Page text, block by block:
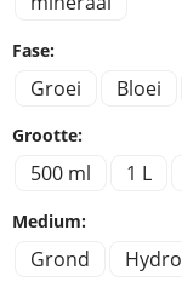
Fase:
Groei Bloei
Grootte:
500 ml 1 L
Medium:
Grond Hydro